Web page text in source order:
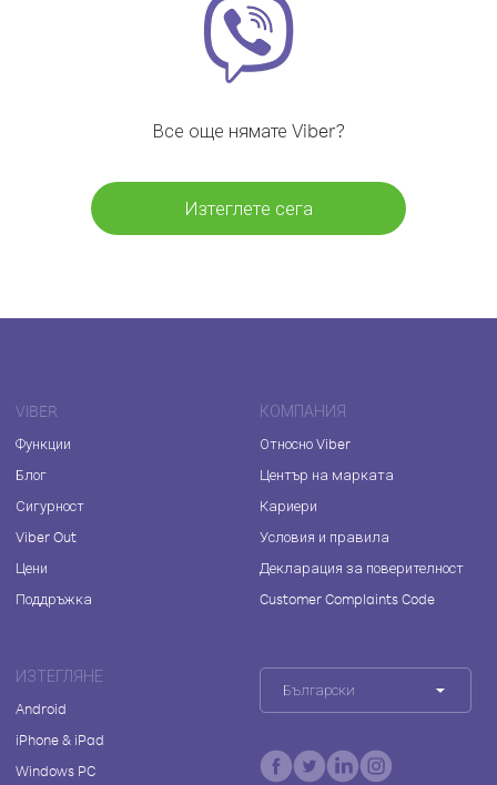
Все още нямате Viber?
Изтеглете сега
VIBER
Функции
Блог
Сигурност
Viber Out
Цени
Поддръжка
КОМПАНИЯ
Относно Viber
Център на марката
Кариери
Условия и правила
Декларация за поверителност
Customer Complaints Code
ИЗТЕГЛЯНЕ
Android
iPhone & iPad
Windows PC
Български